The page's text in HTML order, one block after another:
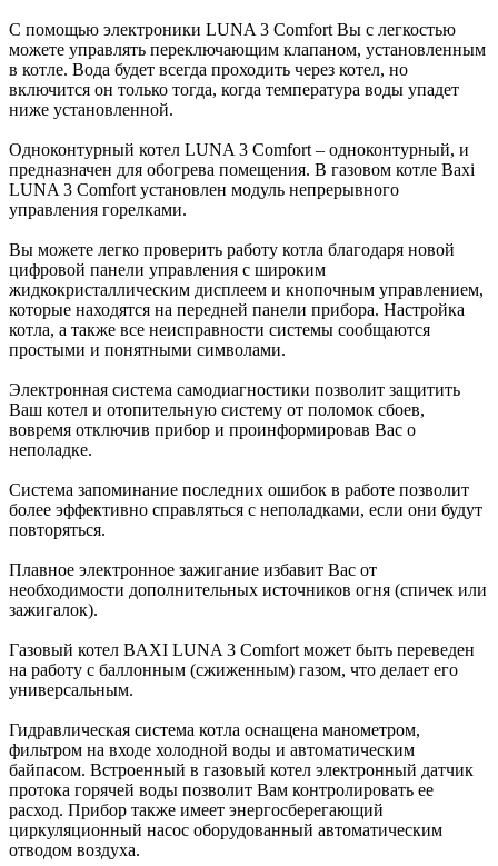
С помощью электроники LUNA 3 Comfort Вы с легкостью
можете управлять переключающим клапаном, установленным
в котле. Вода будет всегда проходить через котел, но
включится он только тогда, когда температура воды упадет
ниже установленной.
Одноконтурный котел LUNA 3 Comfort – одноконтурный, и
предназначен для обогрева помещения. В газовом котле Baxi
LUNA 3 Comfort установлен модуль непрерывного
управления горелками.
Вы можете легко проверить работу котла благодаря новой
цифровой панели управления с широким
жидкокристаллическим дисплеем и кнопочным управлением,
которые находятся на передней панели прибора. Настройка
котла, а также все неисправности системы сообщаются
простыми и понятными символами.
Электронная система самодиагностики позволит защитить
Ваш котел и отопительную систему от поломок сбоев,
вовремя отключив прибор и проинформировав Вас о
неполадке.
Система запоминание последних ошибок в работе позволит
более эффективно справляться с неполадками, если они будут
повторяться.
Плавное электронное зажигание избавит Вас от
необходимости дополнительных источников огня (спичек или
зажигалок).
Газовый котел BAXI LUNA 3 Comfort может быть переведен
на работу с баллонным (сжиженным) газом, что делает его
универсальным.
Гидравлическая система котла оснащена манометром,
фильтром на входе холодной воды и автоматическим
байпасом. Встроенный в газовый котел электронный датчик
протока горячей воды позволит Вам контролировать ее
расход. Прибор также имеет энергосберегающий
циркуляционный насос оборудованный автоматическим
отводом воздуха.